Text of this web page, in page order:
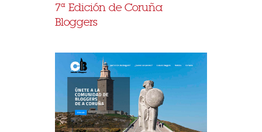
7ª Edición de Coruña
Bloggers